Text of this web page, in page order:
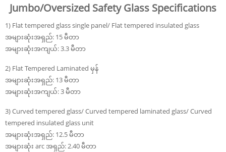
Jumbo/Oversized Safety Glass Specifications
1) Flat tempered glass single panel/ Flat tempered insulated glass
အများဆုံးအရှည်: 15 မီတာ
အများဆုံးအကျယ်: 3.3 မီတာ
2) Flat Tempered Laminated မှန်
အများဆုံးအရှည်: 13 မီတာ
အများဆုံးအကျယ်: 3 မီတာ
3) Curved tempered glass/ Curved tempered laminated glass/ Curved
tempered insulated glass unit
အများဆုံးအရှည်: 12.5 မီတာ
အများဆုံး arc အရှည်: 2.40 မီတာ